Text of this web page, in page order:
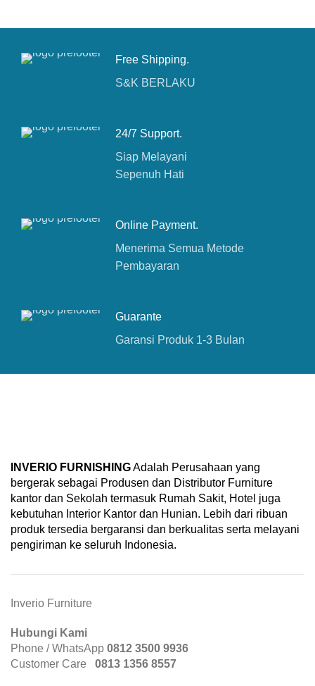
Free Shipping.
S&K BERLAKU
24/7 Support.
Siap Melayani
Sepenuh Hati
Online Payment.
Menerima Semua Metode
Pembayaran
Guarante
Garansi Produk 1-3 Bulan
INVERIO FURNISHINGAdalah Perusahaan yang
bergerak sebagai Produsen dan Distributor Furniture
kantor dan Sekolah termasuk Rumah Sakit, Hotel juga
kebutuhan Interior Kantor dan Hunian. Lebih dari ribuan
produk tersedia bergaransi dan berkualitas serta melayani
pengiriman ke seluruh Indonesia.
Inverio Furniture
Hubungi Kami
Phone / WhatsApp 0812 3500 9936
Customer Care 0813 1356 8557